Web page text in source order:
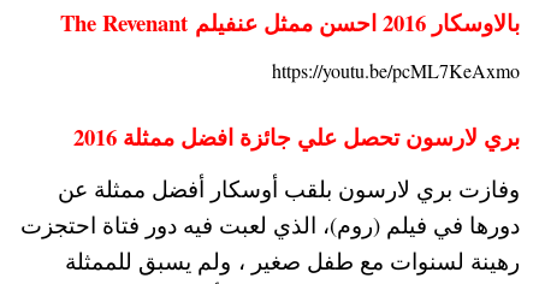
بالاوسكار 2016 احسن ممثل عنفيلم The Revenant
https://youtu.be/pcML7KeAxmo
بري لارسون تحصل علي جائزة افضل ممثلة 2016
وفازت بري لارسون بلقب أوسكار أفضل ممثلة عن
دورها في فيلم (روم)، الذي لعبت فيه دور فتاة احتجزت
رهينة لسنوات مع طفل صغير ، ولم يسبق للممثلة